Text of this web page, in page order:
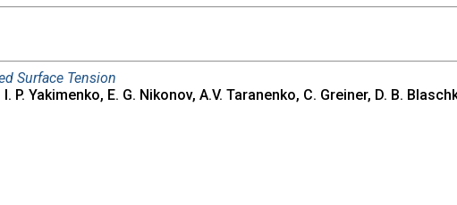
Surface Tension
P. Yakimenko, E. G. Nikonov, A.V. Taranenko, C. Greiner, D. B.